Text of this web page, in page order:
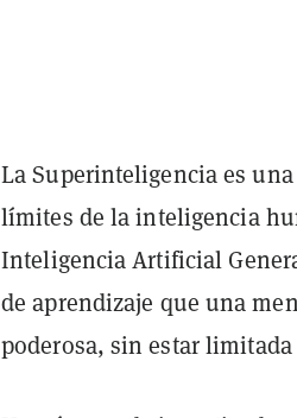
La Superinteligencia es
límites de la inteligencia
Inteligencia Artificial
de aprendizaje que una
poderosa, sin estar